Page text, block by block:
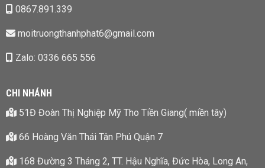
0867.891.339
moitruongthanhphat6@gmail.com
Zalo: 0336 665 556
CHI NHÁNH
51Đ Đoàn Thị Nghiệp Mỹ Tho Tiền Giang( miền tây)
66 Hoàng Văn Thái Tân Phú Quận 7
168 Đường 3 Tháng 2, TT. Hậu Nghĩa, Đức Hòa, Long An,